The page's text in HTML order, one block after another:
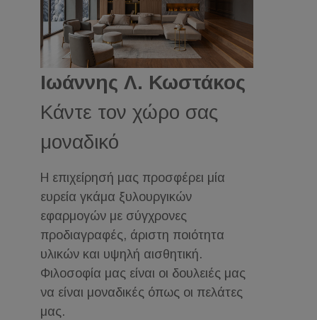
Ιωάννης Λ. Κωστάκος
Κάντε τον χώρο σας
μοναδικό
Η επιχείρησή μας προσφέρει μία
ευρεία γκάμα ξυλουργικών
εφαρμογών με σύγχρονες
προδιαγραφές, άριστη ποιότητα
υλικών και υψηλή αισθητική.
Φιλοσοφία μας είναι οι δουλειές μας
να είναι μοναδικές όπως οι πελάτες
μας.